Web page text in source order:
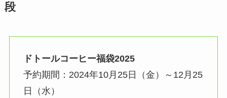
段
ドトールコーヒー福袋2025
予約期間：2024年10月25日（金）～12月25
日（水）